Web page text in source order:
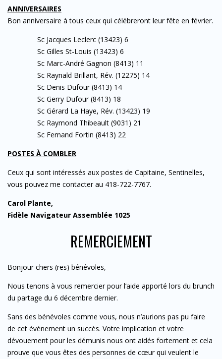
ANNIVERSAIRES
Bon anniversaire à tous ceux qui célébreront leur fête en février.
Sc Jacques Leclerc (13423) 6
Sc Gilles St-Louis (13423) 6
Sc Marc-André Gagnon (8413) 11
Sc Raynald Brillant, Rév. (12275) 14
Sc Denis Dufour (8413) 14
Sc Gerry Dufour (8413) 18
Sc Gérard La Haye, Rév. (13423) 19
Sc Raymond Thibeault (9031) 21
Sc Fernand Fortin (8413) 22
POSTES À COMBLER
Ceux qui sont intéressés aux postes de Capitaine, Sentinelles,
vous pouvez me contacter au 418-722-7767.
Carol Plante,
Fidèle Navigateur Assemblée 1025
REMERCIEMENT
Bonjour chers (res) bénévoles,
Nous tenons à vous remercier pour l’aide apporté lors du brunch
du partage du 6 décembre dernier.
Sans des bénévoles comme vous, nous n’aurions pas pu faire
de cet événement un succès. Votre implication et votre
dévouement pour les démunis nous ont aidés fortement et cela
prouve que vous êtes des personnes de cœur qui veulent le